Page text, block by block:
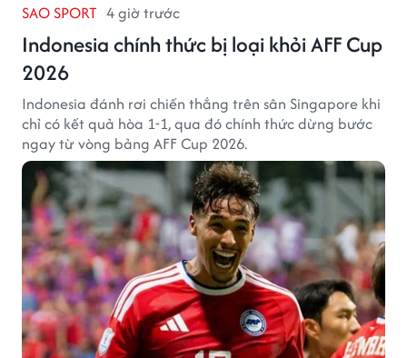
SAO SPORT 4 giờ trước
Indonesia chính thức bị loại khỏi AFF Cup
2026
Indonesia đánh rơi chiến thắng trên sân Singapore khi
chỉ có kết quả hòa 1-1, qua đó chính thức dừng bước
ngay từ vòng bảng AFF Cup 2026.